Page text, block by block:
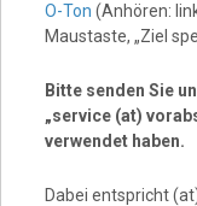
O-Ton (Anhören:
Maustaste, „Ziel
Bitte senden Sie
„service (at)
verwendet haben.
Dabei entspricht